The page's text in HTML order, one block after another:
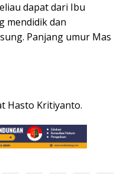
dapat dari Ibu
mendidik dan
Panjang umur Mas
Hasto Kritiyanto.